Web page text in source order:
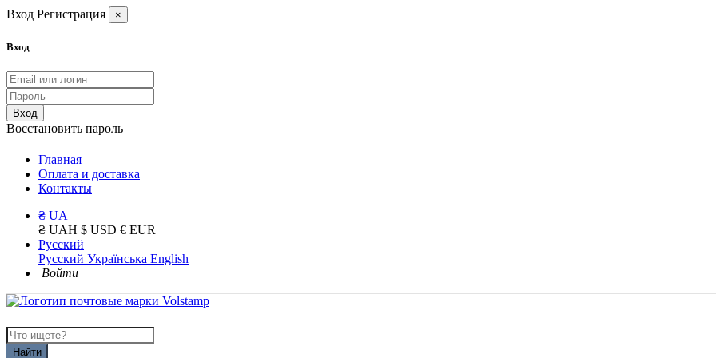
Вход Регистрация ×
Вход
Вход
Восстановить пароль
Главная
Оплата и доставка
Контакты
₴ UA
₴ UAH $ USD € EUR
Русский
Русский Українська English
Войти
Найти